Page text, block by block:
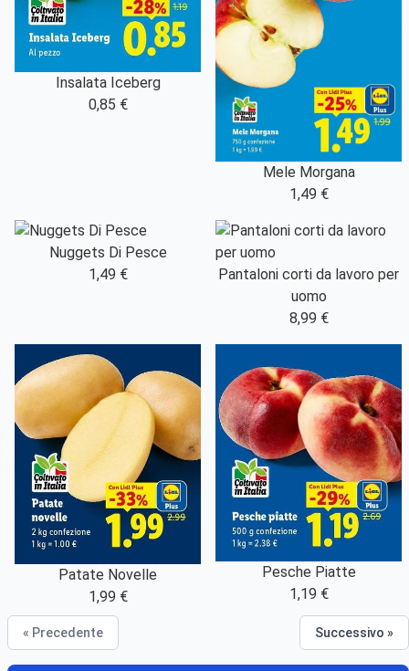
Insalata Iceberg
0,85 €
Mele Morgana
1,49 €
Nuggets Di Pesce
1,49 €
Pantaloni corti da lavoro per
uomo
8,99 €
Patate Novelle
1,99 €
Pesche Piatte
1,19 €
« Precedente Successivo »